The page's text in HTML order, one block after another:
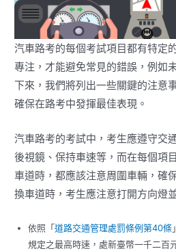
汽車路考的每個考試項目都有特定
專注，才能避免常見的錯誤，例如
下來，我們將列出一些關鍵的注意
確保在路考中發揮最佳表現。
汽車路考的考試中，考生應遵守交
後視鏡、保持車速等，而在每個項
車道時，都應該注意周圍車輛，確
換車道時，考生應注意打開方向燈
依照「道路交通管理處罰條例第40條
規定之最高時速，處新臺幣一千二百